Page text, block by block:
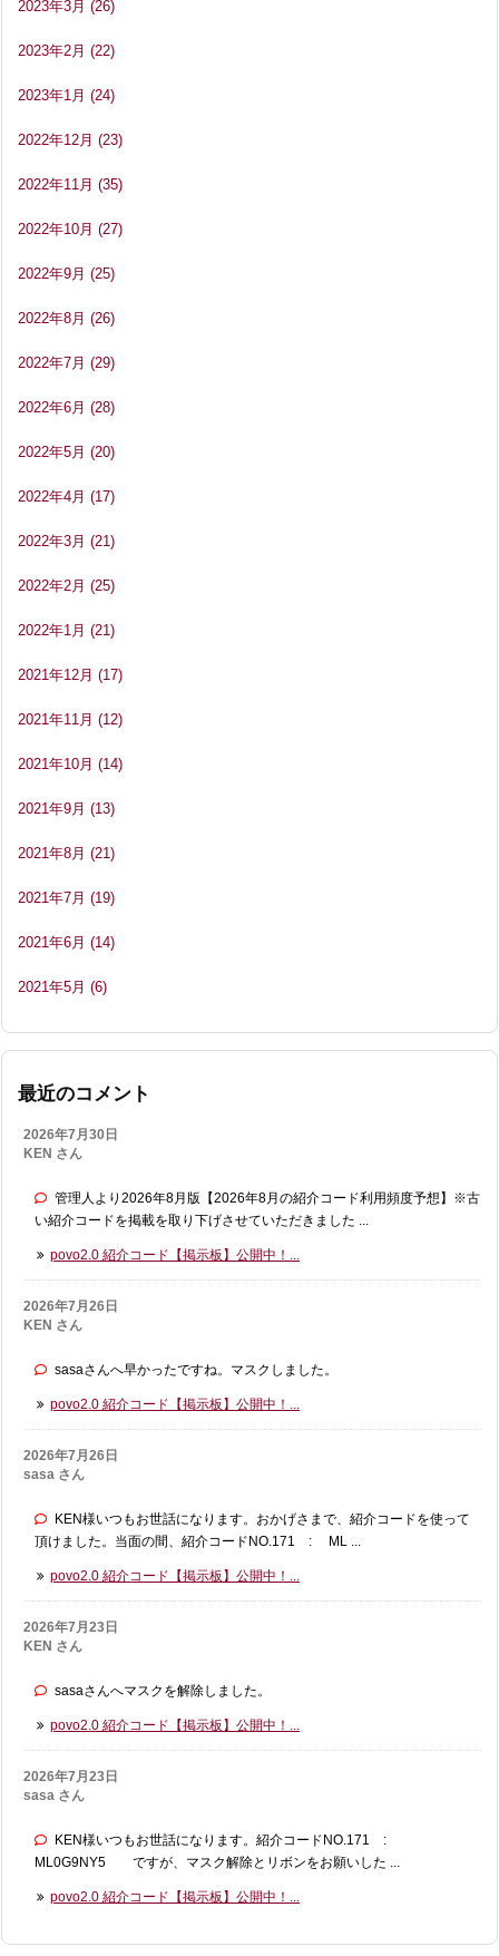
2023年3月 (26)
2023年2月 (22)
2023年1月 (24)
2022年12月 (23)
2022年11月 (35)
2022年10月 (27)
2022年9月 (25)
2022年8月 (26)
2022年7月 (29)
2022年6月 (28)
2022年5月 (20)
2022年4月 (17)
2022年3月 (21)
2022年2月 (25)
2022年1月 (21)
2021年12月 (17)
2021年11月 (12)
2021年10月 (14)
2021年9月 (13)
2021年8月 (21)
2021年7月 (19)
2021年6月 (14)
2021年5月 (6)
最近のコメント
2026年7月30日
KEN さん
管理人より2026年8月版【2026年8月の紹介コード利用頻度予想】※古
い紹介コードを掲載を取り下げさせていただきました ...
povo2.0 紹介コード【掲示板】公開中！...
2026年7月26日
KEN さん
sasaさんへ早かったですね。マスクしました。
povo2.0 紹介コード【掲示板】公開中！...
2026年7月26日
sasa さん
KEN様いつもお世話になります。おかげさまで、紹介コードを使って
頂けました。当面の間、紹介コードNO.171 : ML ...
povo2.0 紹介コード【掲示板】公開中！...
2026年7月23日
KEN さん
sasaさんへマスクを解除しました。
povo2.0 紹介コード【掲示板】公開中！...
2026年7月23日
sasa さん
KEN様いつもお世話になります。紹介コードNO.171 :
ML0G9NY5 ですが、マスク解除とリボンをお願いした ...
povo2.0 紹介コード【掲示板】公開中！...